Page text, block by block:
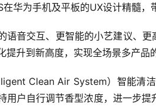
华为手机及平板的UX设计精髓，
语音交互、更智能的小艺建议、
提升到新高度，实现全场景多产品
Clean Air System）智能清
用户自行调节香型浓度，进一步